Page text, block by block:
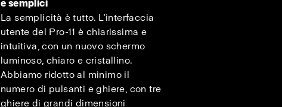
e semplici
La semplicità è tutto. L’interfaccia
utente del Pro-11 è chiarissima e
intuitiva, con un nuovo schermo
luminoso, chiaro e cristallino.
Abbiamo ridotto al minimo il
numero di pulsanti e ghiere, con tre
ghiere di grandi dimensioni